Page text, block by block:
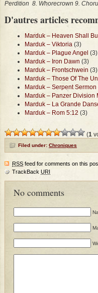
Perdition 8. Whorecrown 9.
D'autres articles
Marduk – Heaven Shall
Marduk – Viktoria (3)
Marduk – Plague Angel (3)
Marduk – Iron Dawn (3)
Marduk – Frontschwein (3)
Marduk – Those Of The
Marduk – Serpent Sermon
Marduk – Panzer Division
Marduk – La Grande
Marduk – Rom 5:12 (3)
(1
Filed under: Chroniques
RSS feed for comments on this
TrackBack URI
No comments